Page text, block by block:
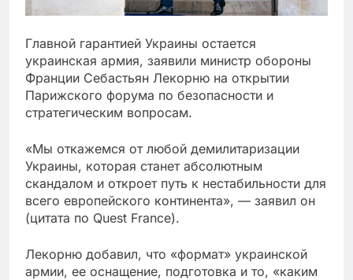
Главной гарантией Украины остается
украинская армия, заявили министр обороны
Франции Себастьян Лекорню на открытии
Парижского форума по безопасности и
стратегическим вопросам.
«Мы откажемся от любой демилитаризации
Украины, которая станет абсолютным
скандалом и откроет путь к нестабильности для
всего европейского континента», — заявил он
(цитата по Quest France).
Лекорню добавил, что «формат» украинской
армии, ее оснащение, подготовка и то, «каким